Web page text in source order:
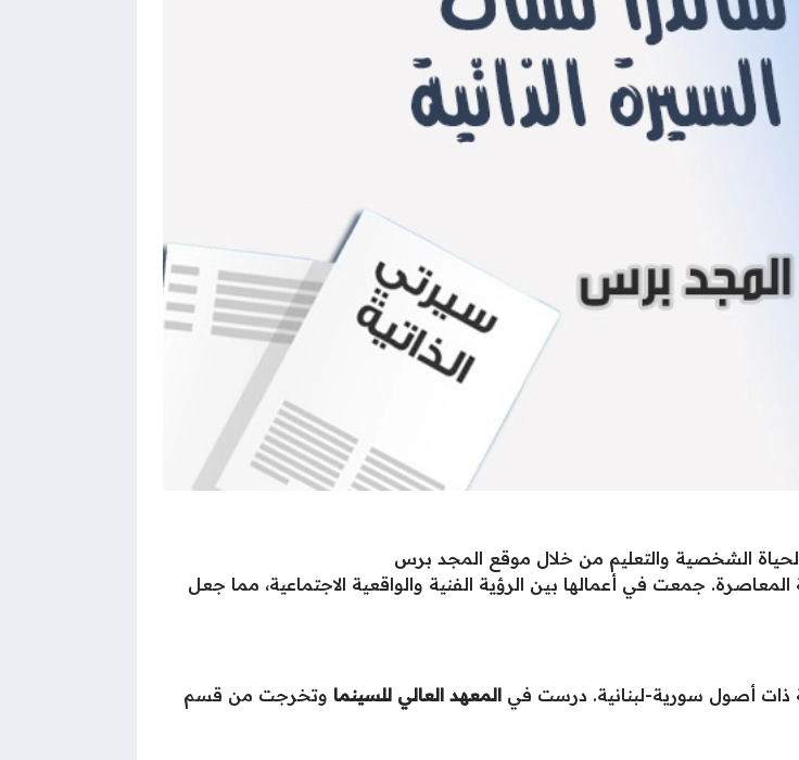
الشخصية والتعليم من خلال موقع المجد برس
جمعت في أعمالها بين الرؤية الفنية والواقعية الاجتماعية، مما جعل
المعهد العالي للسينما وتخرجت من قسم